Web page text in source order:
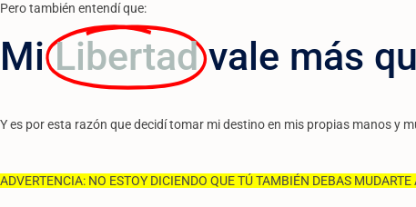
Pero también entendí que:
Mi Libertad vale más
Y es por esta razón que decidí tomar mi destino en mis propias manos y
ADVERTENCIA: NO ESTOY DICIENDO QUE TÚ TAMBIÉN DEBAS